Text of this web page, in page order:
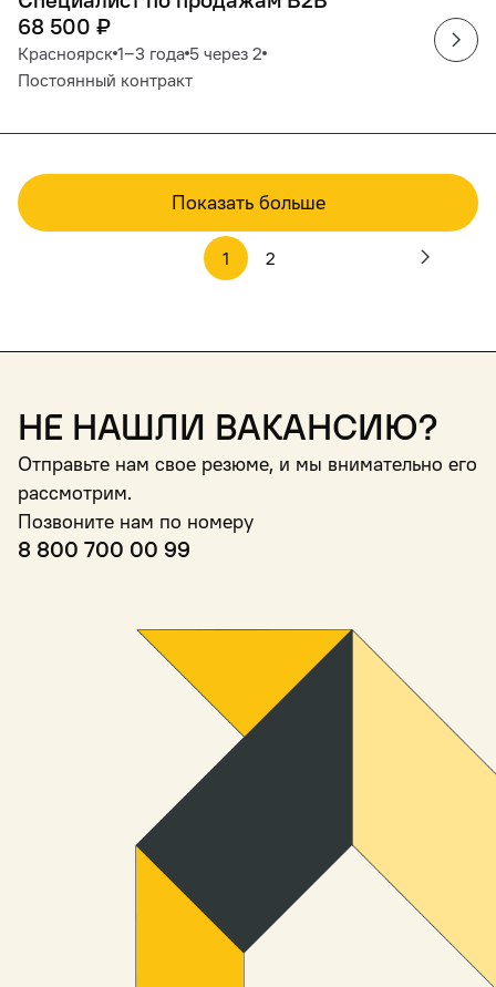
68 500 ₽
Красноярск 1‒3 года 5 через 2
Постоянный контракт
Показать больше
1 2
Не нашли вакансию?
Отправьте нам свое резюме, и мы внимательно его
рассмотрим.
Позвоните нам по номеру
8 800 700 00 99